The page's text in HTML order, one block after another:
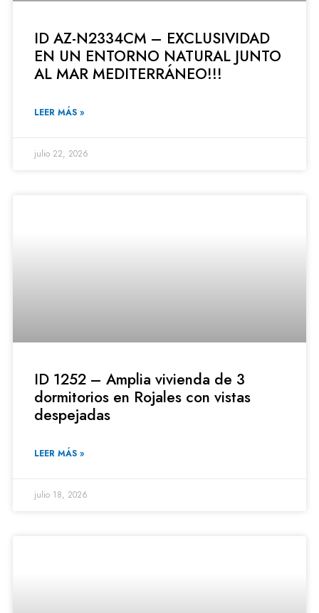
ID AZ-N2334CM – EXCLUSIVIDAD
EN UN ENTORNO NATURAL JUNTO
AL MAR MEDITERRÁNEO!!!
LEER MÁS »
julio 22, 2026
ID 1252 – Amplia vivienda de 3
dormitorios en Rojales con vistas
despejadas
LEER MÁS »
julio 18, 2026